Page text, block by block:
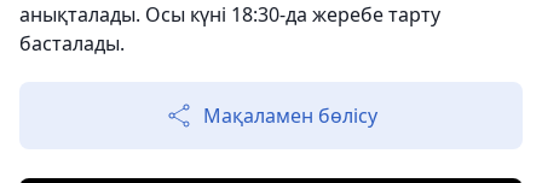
анықталады. Осы күні 18:30-да жеребе тарту
басталады.
Мақаламен бөлісу